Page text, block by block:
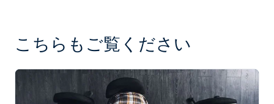
こちらもご覧ください